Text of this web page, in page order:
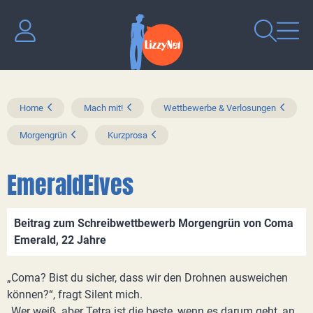
Home Mach mit! Wettbewerbe & Verlosungen
Morgengrün Kurzprosa
EmeraldElves
Beitrag zum Schreibwettbewerb Morgengrün von Coma
Emerald, 22 Jahre
„Coma? Bist du sicher, dass wir den Drohnen ausweichen
können?“, fragt Silent mich.